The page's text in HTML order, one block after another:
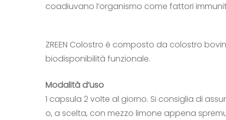
coadiuvano l’organismo come fattori
ZREEN Colostro è composto da colostro
biodisponibilità funzionale.
Modalità d’uso
1 capsula 2 volte al giorno. Si consiglia di
o, a scelta, con mezzo limone appena